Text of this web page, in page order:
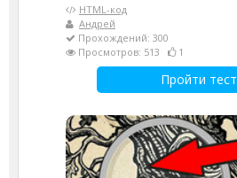
HTML-код
Андрей
Прохождений: 300
Просмотров: 513
1
Пройти тест